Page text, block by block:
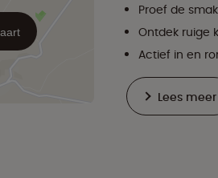
Proef de
Ontdek ruige
Actief in en
Lees meer